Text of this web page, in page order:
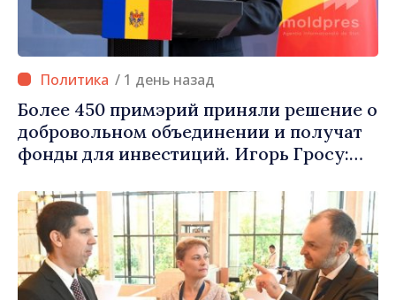
/ 1 день назад
Более 450 примэрий приняли решение о
добровольном объединении и получат
фонды для инвестиций. Игорь Гросу:
населённым пунктам шанс
развиваться»